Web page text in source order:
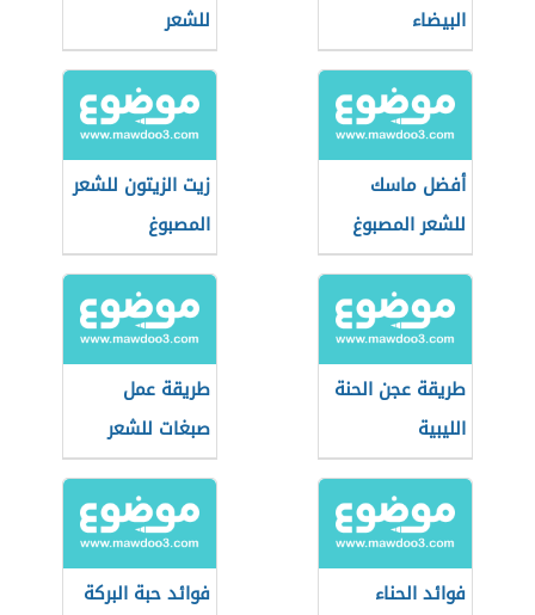
البيضاء
للشعر
أفضل ماسك
للشعر المصبوغ
زيت الزيتون للشعر
المصبوغ
طريقة عجن الحنة
الليبية
طريقة عمل
صبغات للشعر
فوائد الحناء
فوائد حبة البركة